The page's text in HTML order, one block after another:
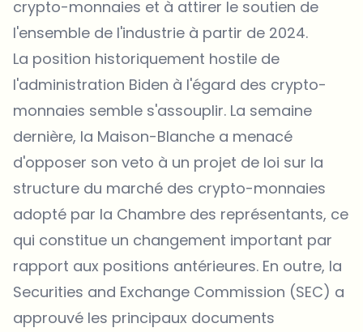
crypto-monnaies et à attirer le soutien de
l'ensemble de l'industrie à partir de 2024.
La position historiquement hostile de
l'administration Biden à l'égard des crypto-
monnaies semble s'assouplir. La semaine
dernière, la Maison-Blanche a menacé
d'opposer son veto à un projet de loi sur la
structure du marché des crypto-monnaies
adopté par la Chambre des représentants, ce
qui constitue un changement important par
rapport aux positions antérieures. En outre, la
Securities and Exchange Commission (SEC) a
approuvé les principaux documents